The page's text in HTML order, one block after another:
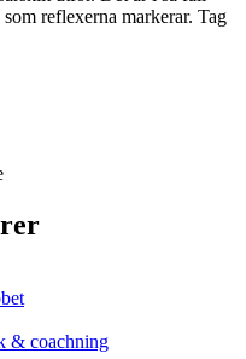
reflexerna markerar. Tag